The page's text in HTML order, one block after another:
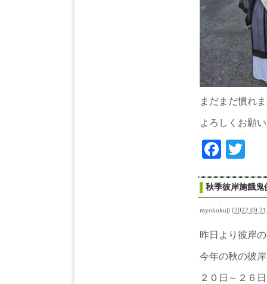
まだまだ慣れ
よろしくお願
秋季彼岸施餓鬼
myokokuji (
昨日より彼岸
今年の秋の彼
２０日～２６